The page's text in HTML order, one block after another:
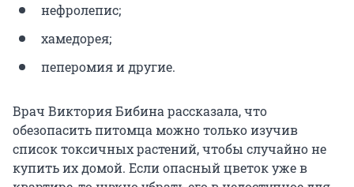
нефролепис;
хамедорея;
пеперомия и другие.
Врач Виктория Бибина рассказала, что
обезопасить питомца можно только изучив
список токсичных растений, чтобы случайно не
купить их домой. Если опасный цветок уже в